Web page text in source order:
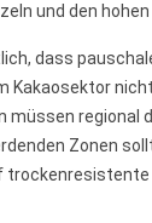
und den
dass
müssen regional
Zonen
trockenresistente